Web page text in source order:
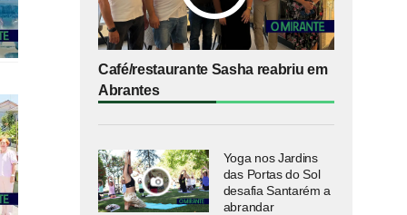
Café/restaurante Sasha reabriu em
Abrantes
Yoga nos Jardins
das Portas do Sol
desafia Santarém a
abrandar